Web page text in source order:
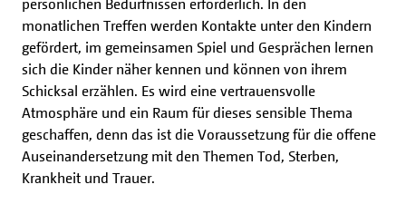
persönlichen Bedürfnissen erforderlich. In den
monatlichen Treffen werden Kontakte unter den Kindern
gefördert, im gemeinsamen Spiel und Gesprächen lernen
sich die Kinder näher kennen und können von ihrem
Schicksal erzählen. Es wird eine vertrauensvolle
Atmosphäre und ein Raum für dieses sensible Thema
geschaffen, denn das ist die Voraussetzung für die offene
Auseinandersetzung mit den Themen Tod, Sterben,
Krankheit und Trauer.